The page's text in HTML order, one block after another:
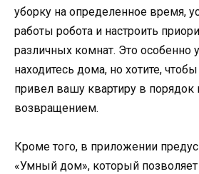
уборку на определенное время,
работы робота и настроить
различных комнат. Это особенно
находитесь дома, но хотите,
привел вашу квартиру в
возвращением.
Кроме того, в приложении
«Умный дом», который позволяет